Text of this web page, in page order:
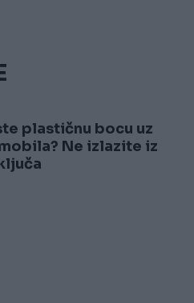
plastičnu bocu uz
Ne izlazite iz